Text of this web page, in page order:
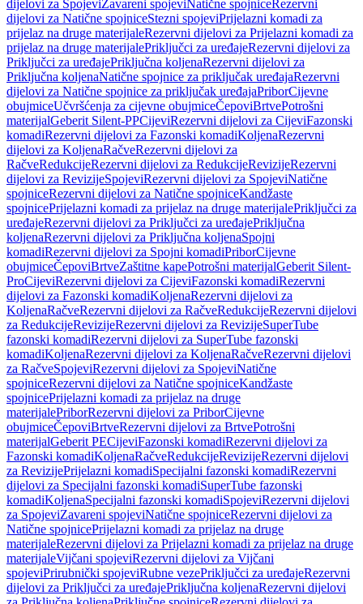
dijelovi za SpojeviZavareni spojeviNatične spojniceRezervni
dijelovi za Natične spojniceStezni spojeviPrijelazni komadi za
prijelaz na druge materijaleRezervni dijelovi za Prijelazni komadi za
prijelaz na druge materijalePriključci za uređajeRezervni dijelovi za
Priključci za uređajePriključna koljenaRezervni dijelovi za
Priključna koljenaNatične spojnice za priključak uređajaRezervni
dijelovi za Natične spojnice za priključak uređajaPriborCijevne
obujmiceUčvršćenja za cijevne obujmiceČepoviBrtvePotrošni
materijalGeberit Silent-PPCijeviRezervni dijelovi za CijeviFazonski
komadiRezervni dijelovi za Fazonski komadiKoljenaRezervni
dijelovi za KoljenaRačveRezervni dijelovi za
RačveRedukcijeRezervni dijelovi za RedukcijeRevizijeRezervni
dijelovi za RevizijeSpojeviRezervni dijelovi za SpojeviNatične
spojniceRezervni dijelovi za Natične spojniceKandžaste
spojnicePrijelazni komadi za prijelaz na druge materijalePriključci za
uređajeRezervni dijelovi za Priključci za uređajePriključna
koljenaRezervni dijelovi za Priključna koljenaSpojni
komadiRezervni dijelovi za Spojni komadiPriborCijevne
obujmiceČepoviBrtveZaštitne kapePotrošni materijalGeberit Silent-
ProCijeviRezervni dijelovi za CijeviFazonski komadiRezervni
dijelovi za Fazonski komadiKoljenaRezervni dijelovi za
KoljenaRačveRezervni dijelovi za RačveRedukcijeRezervni dijelovi
za RedukcijeRevizijeRezervni dijelovi za RevizijeSuperTube
fazonski komadiRezervni dijelovi za SuperTube fazonski
komadiKoljenaRezervni dijelovi za KoljenaRačveRezervni dijelovi
za RačveSpojeviRezervni dijelovi za SpojeviNatične
spojniceRezervni dijelovi za Natične spojniceKandžaste
spojnicePrijelazni komadi za prijelaz na druge
materijalePriborRezervni dijelovi za PriborCijevne
obujmiceČepoviBrtveRezervni dijelovi za BrtvePotrošni
materijalGeberit PECijeviFazonski komadiRezervni dijelovi za
Fazonski komadiKoljenaRačveRedukcijeRevizijeRezervni dijelovi
za RevizijePrijelazni komadiSpecijalni fazonski komadiRezervni
dijelovi za Specijalni fazonski komadiSuperTube fazonski
komadiKoljenaSpecijalni fazonski komadiSpojeviRezervni dijelovi
za SpojeviZavareni spojeviNatične spojniceRezervni dijelovi za
Natične spojnicePrijelazni komadi za prijelaz na druge
materijaleRezervni dijelovi za Prijelazni komadi za prijelaz na druge
materijaleVijčani spojeviRezervni dijelovi za Vijčani
spojeviPrirubnički spojeviRubne vezePriključci za uređajeRezervni
dijelovi za Priključci za uređajePriključna koljenaRezervni dijelovi